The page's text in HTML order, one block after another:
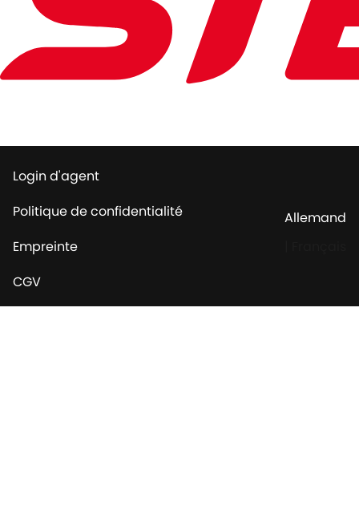
Login d'agent
Politique de confidentialité
Empreinte
CGV
Allemand